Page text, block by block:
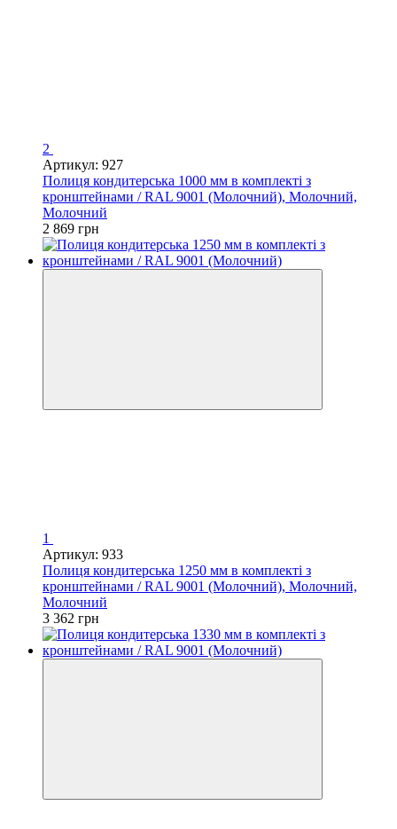
2
Артикул: 927
Полиця кондитерська 1000 мм в комплекті з
кронштейнами / RAL 9001 (Молочний), Молочний,
Молочний
2 869 грн
1
Артикул: 933
Полиця кондитерська 1250 мм в комплекті з
кронштейнами / RAL 9001 (Молочний), Молочний,
Молочний
3 362 грн